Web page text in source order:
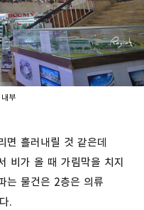
부
면 흘러내릴 것 같은데
비가 올 때 가림막을 치지
는 물건은 2층은 의류
.